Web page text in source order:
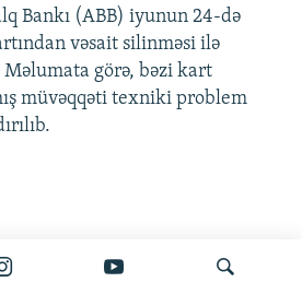
Bankı (ABB) iyunun 24-də
vəsait silinməsi ilə
Məlumata görə, bəzi kart
müvəqqəti texniki problem